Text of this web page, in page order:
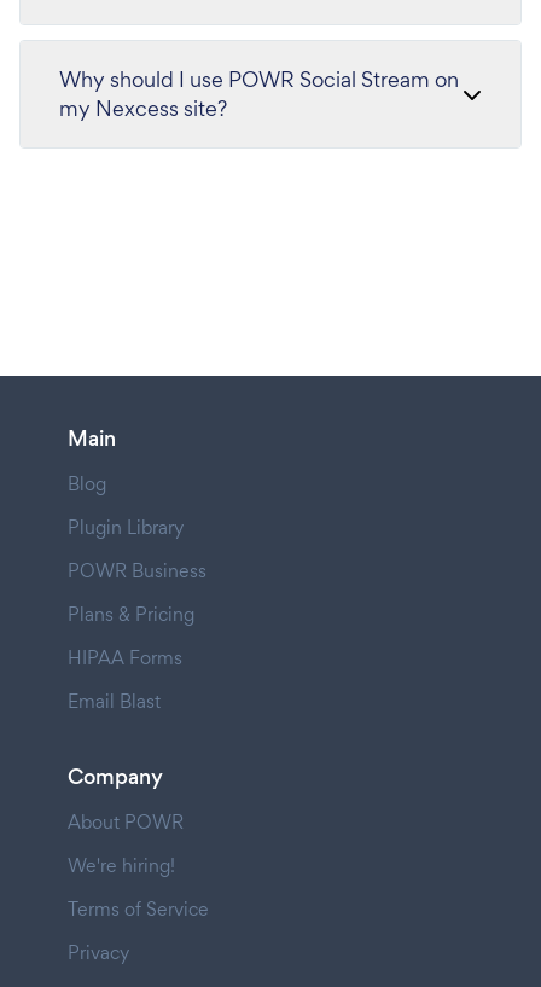
Why should I use POWR Social Stream on
my Nexcess site?
Main
Blog
Plugin Library
POWR Business
Plans & Pricing
HIPAA Forms
Email Blast
Company
About POWR
We're hiring!
Terms of Service
Privacy